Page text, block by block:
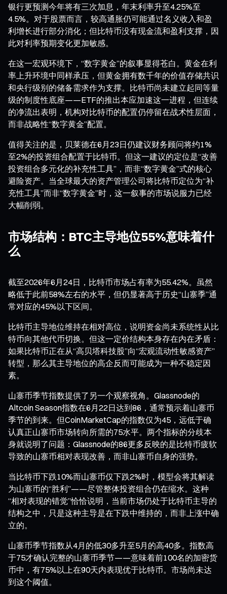
银行更预测今年将有三次加息，年末利率升至4.25%至
4.5%。对于股票而言，较高通胀仍可能通过名义收入和盈
利增长进行部分消化；但比特币没有现金流和盈利支撑，因
此对利率预期变化更加敏感。
在这一宏观环境下，“数字黄金”的叙事显得苍白。黄金在利
率上升环境中同样承压，但黄金拥有数千年的价值存储共识
和央行级别的储备需求作为支撑。比特币尚未建立起同等量
级的制度性底座——ETF的推出本应加速这一进程，但连续
的净流出表明，机构对比特币的配置仍停留在战术性层面，
而非战略性“数字黄金”配置。
值得关注的是，贝莱德在6月23日仍建议财务顾问将约1%
至2%的投资组合配置于比特币。但这一建议的定位是“改善
投资组合多元化的补充性工具”，而非“数字黄金”式的核心
避险资产。当全球最大的资产管理公司将比特币定位为“补
充性工具”而非“数字黄金”时，这一叙事的市场说服力已经
大幅削弱。
市场结构：BTC主导地位55%意味着什
么
截至2026年6月24日，比特币市场占有率为55.42%。虽然
略低于此前58%左右的水平，但仍显著高于历史“山寨季”通
常对应的45%以下区间。
比特币主导地位维持在相对高位，说明资金尚未系统性从比
特币向其他代币切换。但这一定价结构本身存在内在矛盾：
如果比特币正在从“高贝塔科技股”向“宏观流动性敏感资产”
转型，那么其主导地位的高企反而可能成为一种不稳定因
素。
山寨币季节指数提供了另一个观察视角。Glassnode的
Altcoin Season指数在6月22日达到86，通常预示着山寨币
季节的到来。但CoinMarketCap的指数仅为45，远低于确
认真正山寨币市场转向所需的75水平。两个指标的分歧本
身就说明了问题：Glassnode的86更多反映的是比特币疲软
导致的山寨币相对表现改善，而非山寨币自身的强势。
当比特币下跌10%而山寨币仅下跌2%时，模型会将其解读
为山寨币的“胜利”——尽管整体投资组合仍在缩水。这种
“相对表现的错觉”恰恰说明，当前市场仍处于比特币主导的
结构之中，只是这种主导是在下跌中维持的，而非上涨中确
立的。
山寨币季节指数从4月的低30多升至5月的高40多。指数高
于75才确认完整的山寨币季节——意味着前100名的加密货
币中，有75%以上在90天内表现优于比特币。市场尚未达
到这个阈值。